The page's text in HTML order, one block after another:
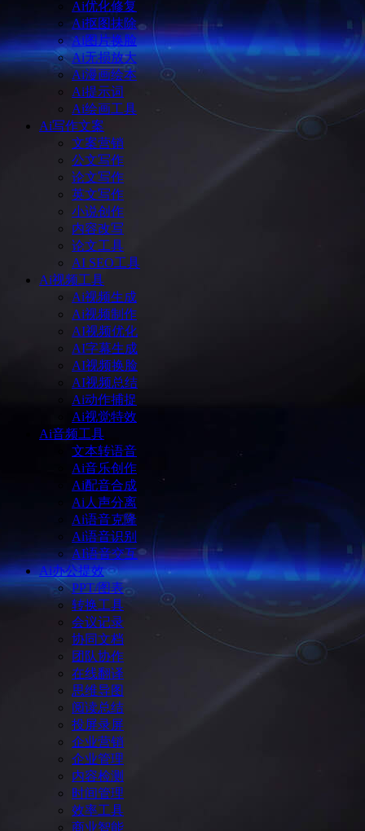
Ai优化修复
Ai抠图抹除
Ai图片换脸
Ai无损放大
Ai漫画绘本
Ai提示词
Ai绘画工具
Ai写作文案
文案营销
公文写作
论文写作
英文写作
小说创作
内容改写
论文工具
AI SEO工具
Ai视频工具
Ai视频生成
Ai视频制作
AI视频优化
AI字幕生成
AI视频换脸
AI视频总结
Ai动作捕捉
Ai视觉特效
Ai音频工具
文本转语音
Ai音乐创作
Ai配音合成
Ai人声分离
Ai语音克隆
Ai语音识别
AI语音交互
Ai办公提效
PPT/图表
转换工具
会议记录
协同文档
团队协作
在线翻译
思维导图
阅读总结
投屏录屏
企业营销
企业管理
内容检测
时间管理
效率工具
商业智能